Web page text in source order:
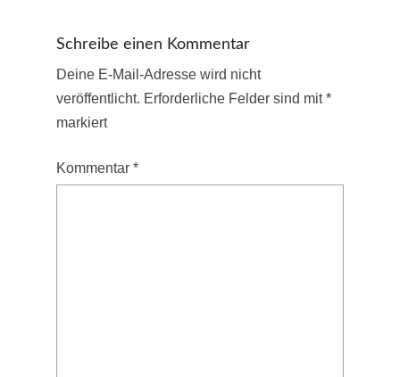
Schreibe einen Kommentar
Deine E-Mail-Adresse wird nicht
veröffentlicht. Erforderliche Felder sind mit*
markiert
Kommentar *